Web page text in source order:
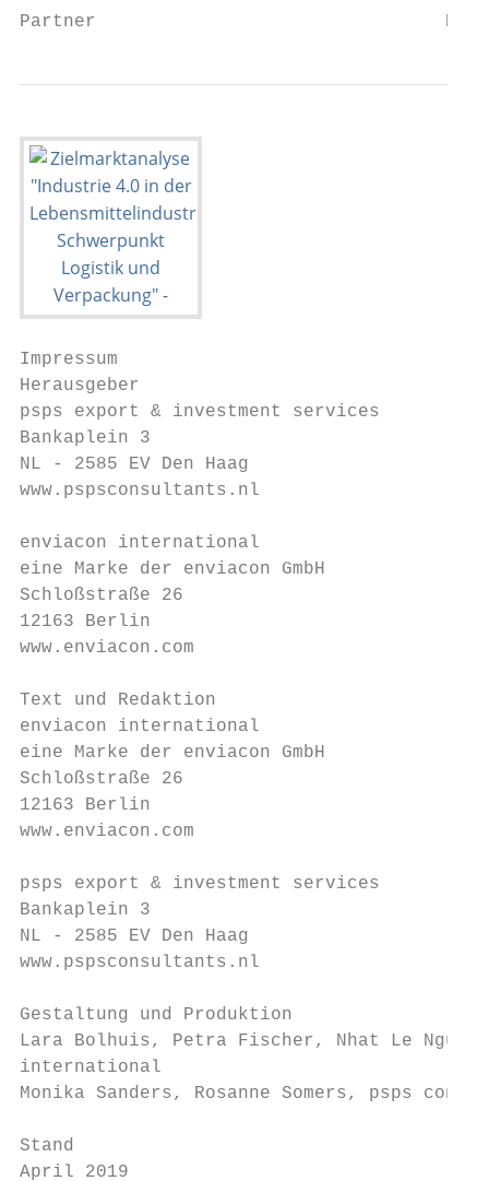
Partner
Impressum
Herausgeber
psps export & investment services
Bankaplein 3
NL - 2585 EV Den Haag
www.pspsconsultants.nl
enviacon international
eine Marke der enviacon GmbH
Schloßstraße 26
12163 Berlin
www.enviacon.com
Text und Redaktion
enviacon international
eine Marke der enviacon GmbH
Schloßstraße 26
12163 Berlin
www.enviacon.com
psps export & investment services
Bankaplein 3
NL - 2585 EV Den Haag
www.pspsconsultants.nl
Gestaltung und Produktion
Lara Bolhuis, Petra Fischer, Nhat Le
international
Monika Sanders, Rosanne Somers, psps
Stand
April 2019